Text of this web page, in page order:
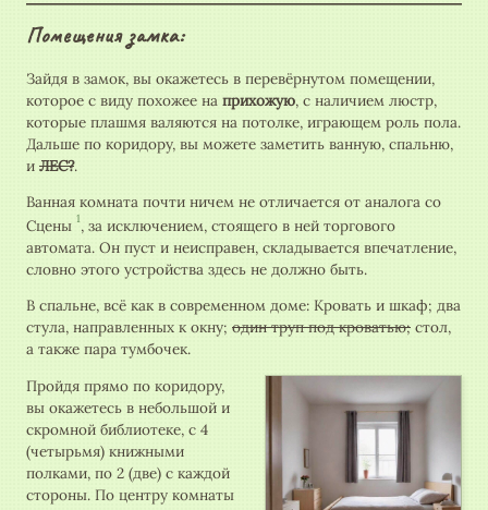
Помещения замка:
Зайдя в замок, вы окажетесь в перевёрнутом помещении,
которое с виду похожее на прихожую, с наличием люстр,
которые плашмя валяются на потолке, играющем роль пола.
Дальше по коридору, вы можете заметить ванную, спальню,
и ЛЕС?.
Ванная комната почти ничем не отличается от аналога со
Сцены 1, за исключением, стоящего в ней торгового
автомата. Он пуст и неисправен, складывается впечатление,
словно этого устройства здесь не должно быть.
В спальне, всё как в современном доме: Кровать и шкаф; два
стула, направленных к окну; один труп под кроватью; стол,
а также пара тумбочек.
Пройдя прямо по коридору,
вы окажетесь в небольшой и
скромной библиотеке, с 4
(четырьмя) книжными
полками, по 2 (две) с каждой
стороны. По центру комнаты